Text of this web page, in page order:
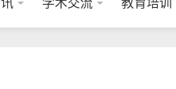
学术交流 教育培训